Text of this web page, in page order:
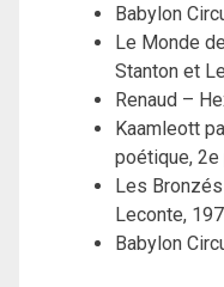
Babylon
Le Monde
Stanton et
Renaud –
Kaamleott
poétique, 2e
Les
Leconte,
Babylon